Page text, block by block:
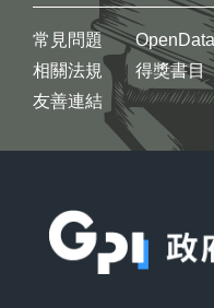
常見問題
相關法規
友善連結
OpenData
得獎書目